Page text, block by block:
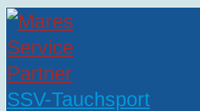
SSV-Tauchsport